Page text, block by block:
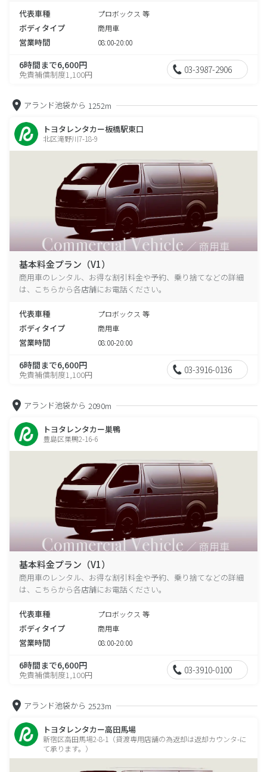
代表車種 プロボックス 等
ボディタイプ 商用車
営業時間 08:00-20:00
6時間まで6,600円
免責補償制度1,100円 03-3987-2906
アランド池袋から 1252m
トヨタレンタカー板橋駅東口
北区滝野川7-18-9
基本料金プラン（V1）
商用車のレンタル、お得な割引料金や予約、乗り捨てなどの詳細
は、こちらから各店舗にお電話ください。
代表車種 プロボックス 等
ボディタイプ 商用車
営業時間 08:00-20:00
6時間まで6,600円
免責補償制度1,100円 03-3916-0136
アランド池袋から 2090m
トヨタレンタカー巣鴨
豊島区巣鴨2-16-6
基本料金プラン（V1）
商用車のレンタル、お得な割引料金や予約、乗り捨てなどの詳細
は、こちらから各店舗にお電話ください。
代表車種 プロボックス 等
ボディタイプ 商用車
営業時間 08:00-20:00
6時間まで6,600円
免責補償制度1,100円 03-3910-0100
アランド池袋から 2523m
トヨタレンタカー高田馬場
新宿区高田馬場2-8-1（貸渡専用店舗の為返却は返却カウンタ-に
て承ります。）